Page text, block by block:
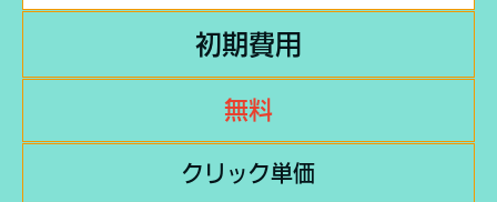
初期費用
無料
クリック単価